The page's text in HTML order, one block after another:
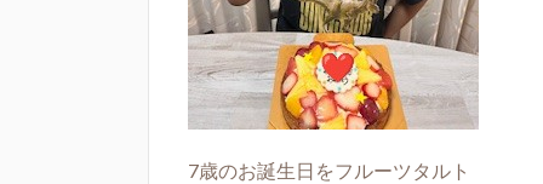
7歳のお誕生日をフルーツタルト